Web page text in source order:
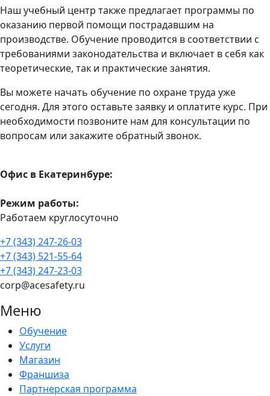
Наш учебный центр также предлагает программы по
оказанию первой помощи пострадавшим на
производстве. Обучение проводится в соответствии с
требованиями законодательства и включает в себя как
теоретические, так и практические занятия.
Вы можете начать обучение по охране труда уже
сегодня. Для этого оставьте заявку и оплатите курс. При
необходимости позвоните нам для консультации по
вопросам или закажите обратный звонок.
Офис в Екатеринбуре:
Режим работы:
Работаем круглосуточно
+7 (343) 247-26-03
+7 (343) 521-55-64
+7 (343) 247-23-03
corp@acesafety.ru
Меню
Обучение
Услуги
Магазин
Франшиза
Партнерская программа